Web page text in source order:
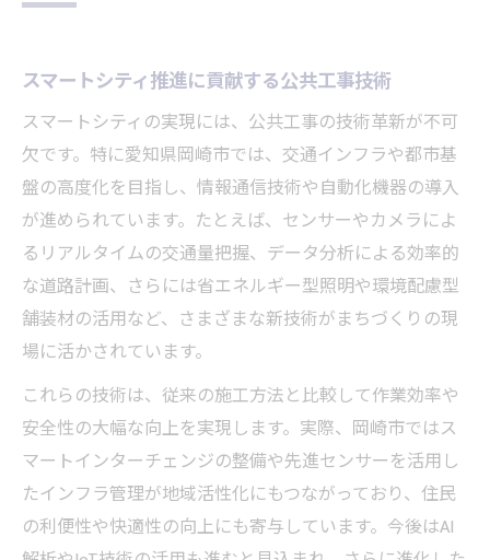
スマートシティ推進に貢献する公共工事技術
スマートシティの実現には、公共工事の技術革新が不可
欠です。特に愛知県岡崎市では、交通インフラや都市基
盤の高度化を目指し、情報通信技術や自動化機器の導入
が進められています。たとえば、センサーやカメラによ
るリアルタイムの交通量把握、データ分析による効率的
な道路計画、さらには省エネルギー型照明や環境配慮型
舗装材の活用など、さまざまな新技術がまちづくりの現
場に活かされています。
これらの技術は、従来の施工方法と比較して作業効率や
安全性の大幅な向上を実現します。実際、岡崎市ではス
マートインターチェンジの整備や先進センサーを活用し
たインフラ管理が地域活性化にもつながっており、住民
の利便性や快適性の向上にも寄与しています。今後はAI